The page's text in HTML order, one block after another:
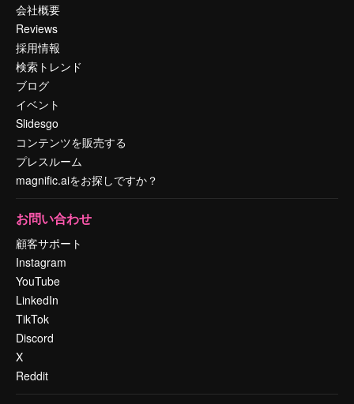
会社概要
Reviews
採用情報
検索トレンド
ブログ
イベント
Slidesgo
コンテンツを販売する
プレスルーム
magnific.aiをお探しですか？
お問い合わせ
顧客サポート
Instagram
YouTube
LinkedIn
TikTok
Discord
X
Reddit